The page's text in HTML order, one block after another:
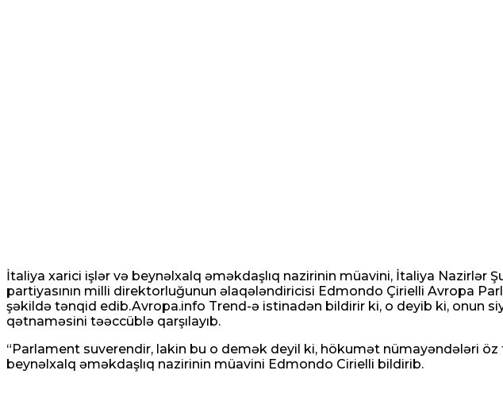
İtaliya xarici işlər və beynəlxalq əməkdaşlıq nazirinin müavini, İtaliya Nazirlər
partiyasının milli direktorluğunun əlaqələndiricisi Edmondo Çirielli Avropa
şəkildə tənqid edib.Avropa.info Trend-ə istinadən bildirir ki, o deyib ki, onun
qətnaməsini təəccüblə qarşılayıb.
“Parlament suverendir, lakin bu o demək deyil ki, hökumət nümayəndələri
beynəlxalq əməkdaşlıq nazirinin müavini Edmondo Cirielli bildirib.
19
Sosial media fenomeni canlı yayımda vurularaq öldürülüb